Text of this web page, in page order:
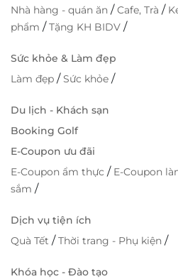
Nhà hàng - quán ăn /Cafe, Trà /
phẩm /Tặng KH BIDV /
Sức khỏe & Làm đẹp
Làm đẹp /Sức khỏe /
Du lịch - Khách sạn
Booking Golf
E-Coupon ưu đãi
E-Coupon ẩm thực / E-Coupon
sắm /
Dịch vụ tiện ích
Quà Tết /Thời trang - Phụ kiện /
Khóa học - Đào tạo